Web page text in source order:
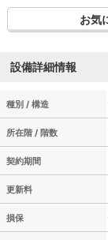
お気
設備詳細情報
種別 / 構造
所在階 / 階数
契約期間
更新料
損保